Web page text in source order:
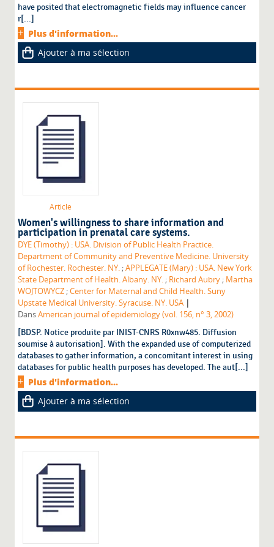
have posited that electromagnetic fields may influence cancer
r[...]
Plus d'information...
Ajouter à ma sélection
Article
Women's willingness to share information and
participation in prenatal care systems.
DYE (Timothy) : USA. Division of Public Health Practice.
Department of Community and Preventive Medicine. University
of Rochester. Rochester. NY. ;APPLEGATE (Mary) : USA. New York
State Department of Health. Albany. NY. ; Richard Aubry ; Martha
WOJTOWYCZ ;Center for Maternal and Child Health. Suny
Upstate Medical University. Syracuse. NY. USA |
DansAmerican journal of epidemiology (vol. 156, n° 3, 2002)
[BDSP. Notice produite par INIST-CNRS R0xnw485. Diffusion
soumise à autorisation]. With the expanded use of computerized
databases to gather information, a concomitant interest in using
databases for public health purposes has developed. The aut[...]
Plus d'information...
Ajouter à ma sélection